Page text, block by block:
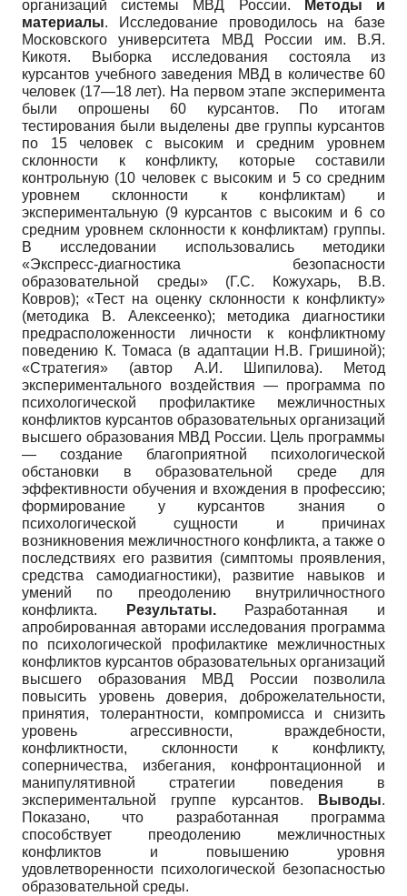
организаций системы МВД России.
Методы и
материалы. Исследование проводилось на базе
Московского университета МВД России им. В.Я.
Кикотя. Выборка исследования состояла из
курсантов учебного заведения МВД в количестве 60
человек (17—18 лет). На первом этапе эксперимента
были опрошены 60 курсантов. По итогам
тестирования были выделены две группы курсантов
по 15 человек с высоким и средним уровнем
склонности к конфликту, которые составили
контрольную (10 человек с высоким и 5 со средним
уровнем склонности к конфликтам) и
экспериментальную (9 курсантов с высоким и 6 со
средним уровнем склонности к конфликтам) группы.
В исследовании использовались методики
«Экспресс-диагностика безопасности
образовательной среды» (Г.С. Кожухарь, В.В.
Ковров); «Тест на оценку склонности к конфликту»
(методика В. Алексеенко); методика диагностики
предрасположенности личности к конфликтному
поведению К. Томаса (в адаптации Н.В. Гришиной);
«Стратегия» (автор А.И. Шипилова). Метод
экспериментального воздействия — программа по
психологической профилактике межличностных
конфликтов курсантов образовательных организаций
высшего образования МВД России. Цель программы
— создание благоприятной психологической
обстановки в образовательной среде для
эффективности обучения и вхождения в профессию;
формирование у курсантов знания о
психологической сущности и причинах
возникновения межличностного конфликта, а также о
последствиях его развития (симптомы проявления,
средства самодиагностики), развитие навыков и
умений по преодолению внутриличностного
конфликта.
Результаты. Разработанная и
апробированная авторами исследования программа
по психологической профилактике межличностных
конфликтов курсантов образовательных организаций
высшего образования МВД России позволила
повысить уровень доверия, доброжелательности,
принятия, толерантности, компромисса и снизить
уровень агрессивности, враждебности,
конфликтности, склонности к конфликту,
соперничества, избегания, конфронтационной и
манипулятивной стратегии поведения в
экспериментальной группе курсантов.
Выводы.
Показано, что разработанная программа
способствует преодолению межличностных
конфликтов и повышению уровня
удовлетворенности психологической безопасностью
образовательной среды.